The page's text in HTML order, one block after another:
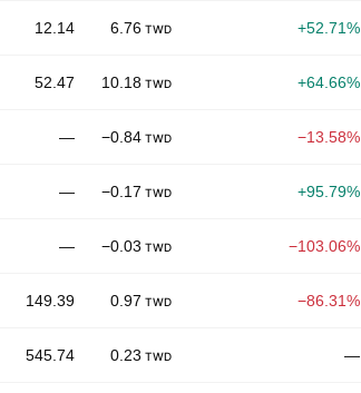
12.14 6.76 TWD +52.71%
52.47 10.18 TWD +64.66%
— −0.84 TWD −13.58%
— −0.17 TWD +95.79%
— −0.03 TWD −103.06%
149.39 0.97 TWD −86.31%
545.74 0.23 TWD —